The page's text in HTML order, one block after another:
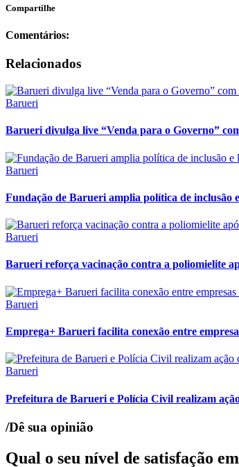
Compartilhe
Comentários:
Relacionados
Barueri
Barueri divulga live “Venda para o Governo”
Barueri
Fundação de Barueri amplia política de inclusão
Barueri
Barueri reforça vacinação contra a poliomielite
Barueri
Emprega+ Barueri facilita conexão entre
Barueri
Prefeitura de Barueri e Polícia Civil realizam
/Dê sua opinião
Qual o seu nível de satisfação